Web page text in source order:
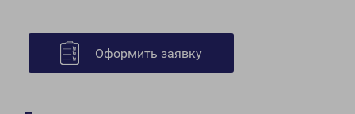
Оформить заявку